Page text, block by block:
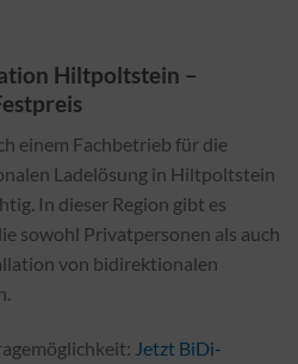
Hiltpoltstein –
einem Fachbetrieb für die
Ladelösung in Hiltpoltstein
In dieser Region gibt es
sowohl Privatpersonen als auch
von bidirektionalen
Jetzt BiDi-